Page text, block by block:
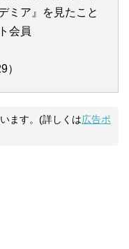
ミア』を見たこと
会員
）
ます。(詳しくは広告ポ